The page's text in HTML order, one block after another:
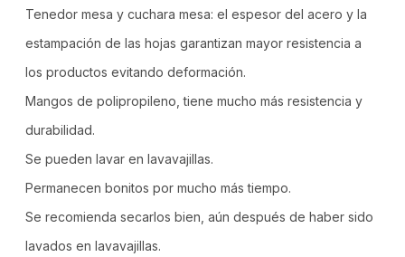
Tenedor mesa y cuchara mesa: el espesor del acero y la
estampación de las hojas garantizan mayor resistencia a
los productos evitando deformación.
Mangos de polipropileno, tiene mucho más resistencia y
durabilidad.
Se pueden lavar en lavavajillas.
Permanecen bonitos por mucho más tiempo.
Se recomienda secarlos bien, aún después de haber sido
lavados en lavavajillas.